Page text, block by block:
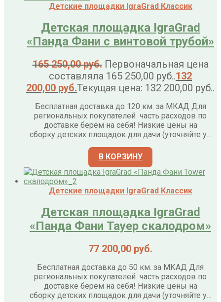
Детские площадки IgraGrad Классик
Детская площадка IgraGrad
«Панда Фани с винтовой трубой»
165 250,00руб. Первоначальная цена
составляла 165 250,00 руб..132
200,00 руб.Текущая цена: 132 200,00 руб..
Бесплатная доставка до 120 км. за МКАД Для
региональных покупателей часть расходов по
доставке берем на себя! Низкие цены на
сборку детских площадок для дачи (уточняйте у…
В КОРЗИНУ
Детские площадки IgraGrad Классик
Детская площадка IgraGrad
«Панда Фани Тауер скалодром»
77 200,00 руб.
Бесплатная доставка до 50 км. за МКАД Для
региональных покупателей часть расходов по
доставке берем на себя! Низкие цены на
сборку детских площадок для дачи (уточняйте у…